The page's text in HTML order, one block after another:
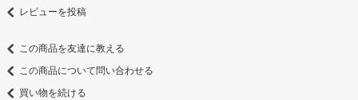
レビューを投稿
この商品を友達に教える
この商品について問い合わせる
買い物を続ける